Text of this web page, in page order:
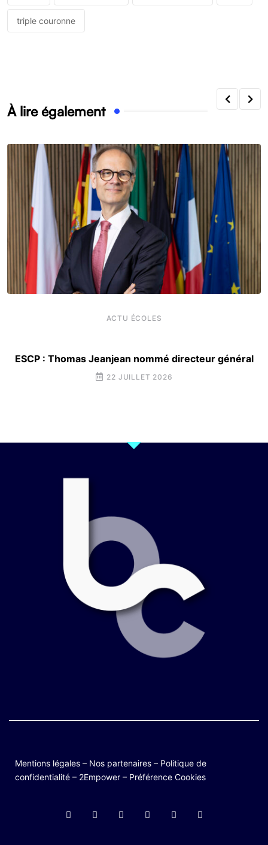
triple couronne
À lire également
ACTU ÉCOLES
ESCP : Thomas Jeanjean nommé directeur général
22 JUILLET 2026
Mentions légales – Nos partenaires – Politique de
confidentialité – 2Empower – Préférence Cookies